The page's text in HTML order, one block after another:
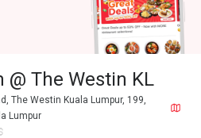
@ The Westin KL
The Westin Kuala Lumpur, 199,
Lumpur